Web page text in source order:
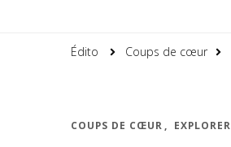
Édito Coups de cœur
COUPS DE CŒUR EXPLORER